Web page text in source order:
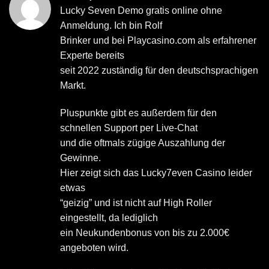
Lucky Seven Demo gratis online ohne
Anmeldung. Ich bin Rolf
Brinker und bei Playcasino.com als erfahrener
Experte bereits
seit 2022 zuständig für den deutschsprachigen
Markt.
Pluspunkte gibt es außerdem für den
schnellen Support per Live-Chat
und die oftmals zügige Auszahlung der
Gewinne.
Hier zeigt sich das Lucky7even Casino leider
etwas
“geizig” und ist nicht auf High Roller
eingestellt, da lediglich
ein Neukundenbonus von bis zu 2.000€
angeboten wird.